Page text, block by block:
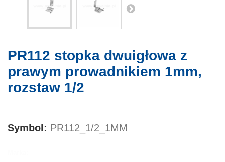
PR112 stopka dwuigłowa z
prawym prowadnikiem 1mm,
rozstaw 1/2
Symbol: PR112_1/2_1MM